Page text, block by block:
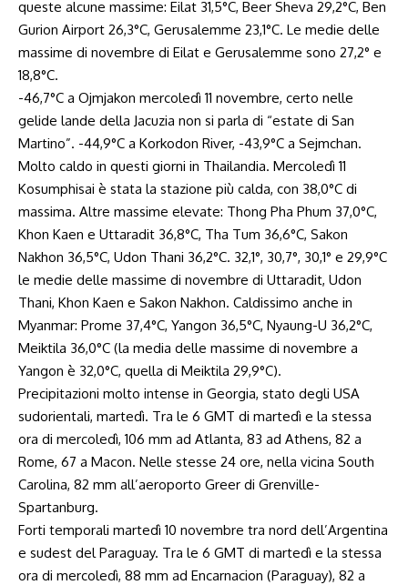
queste alcune massime: Eilat 31,5°C, Beer Sheva 29,2°C, Ben
Gurion Airport 26,3°C, Gerusalemme 23,1°C. Le medie delle
massime di novembre di Eilat e Gerusalemme sono 27,2° e
18,8°C.
-46,7°C a Ojmjakon mercoledì 11 novembre, certo nelle
gelide lande della Jacuzia non si parla di “estate di San
Martino”. -44,9°C a Korkodon River, -43,9°C a Sejmchan.
Molto caldo in questi giorni in Thailandia. Mercoledì 11
Kosumphisai è stata la stazione più calda, con 38,0°C di
massima. Altre massime elevate: Thong Pha Phum 37,0°C,
Khon Kaen e Uttaradit 36,8°C, Tha Tum 36,6°C, Sakon
Nakhon 36,5°C, Udon Thani 36,2°C. 32,1°, 30,7°, 30,1° e 29,9°C
le medie delle massime di novembre di Uttaradit, Udon
Thani, Khon Kaen e Sakon Nakhon. Caldissimo anche in
Myanmar: Prome 37,4°C, Yangon 36,5°C, Nyaung-U 36,2°C,
Meiktila 36,0°C (la media delle massime di novembre a
Yangon è 32,0°C, quella di Meiktila 29,9°C).
Precipitazioni molto intense in Georgia, stato degli USA
sudorientali, martedì. Tra le 6 GMT di martedì e la stessa
ora di mercoledì, 106 mm ad Atlanta, 83 ad Athens, 82 a
Rome, 67 a Macon. Nelle stesse 24 ore, nella vicina South
Carolina, 82 mm all’aeroporto Greer di Grenville-
Spartanburg.
Forti temporali martedì 10 novembre tra nord dell’Argentina
e sudest del Paraguay. Tra le 6 GMT di martedì e la stessa
ora di mercoledì, 88 mm ad Encarnacion (Paraguay), 82 a